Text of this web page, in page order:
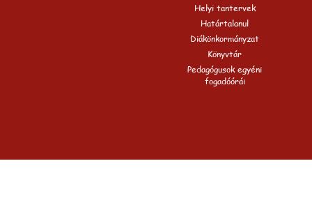
Helyi tantervek
Határtalanul
Diákönkormányzat
Könyvtár
Pedagógusok egyéni
fogadóórái